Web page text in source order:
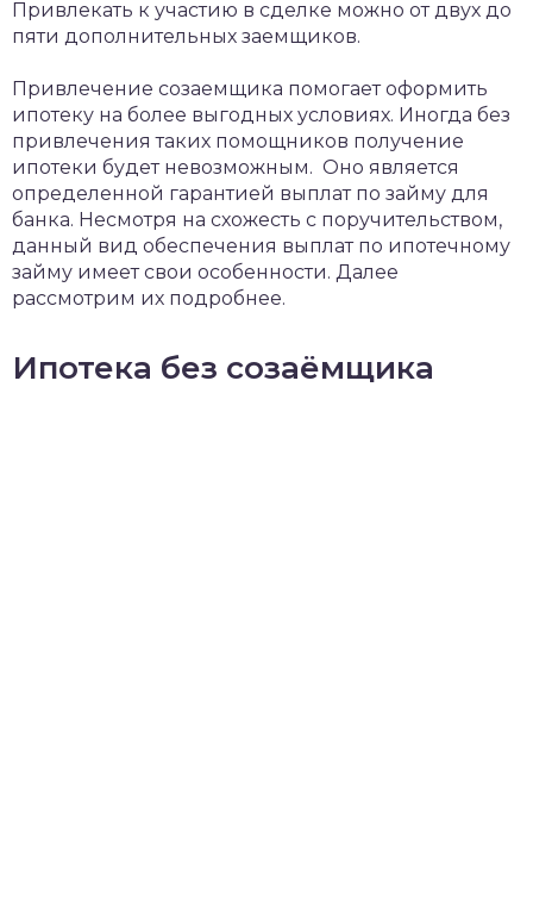
Привлекать к участию в сделке можно от двух до
пяти дополнительных заемщиков.
Привлечение созаемщика помогает оформить
ипотеку на более выгодных условиях. Иногда без
привлечения таких помощников получение
ипотеки будет невозможным. Оно является
определенной гарантией выплат по займу для
банка. Несмотря на схожесть с поручительством,
данный вид обеспечения выплат по ипотечному
займу имеет свои особенности. Далее
рассмотрим их подробнее.
Ипотека без созаёмщика